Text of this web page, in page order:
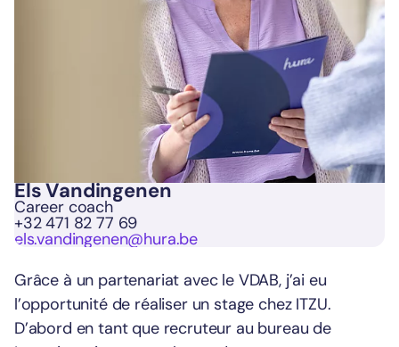
Els Vandingenen
Career coach
+32 471 82 77 69
els.vandingenen@hura.be
Grâce à un partenariat avec le VDAB, j’ai eu
l’opportunité de réaliser un stage chez ITZU.
D’abord en tant que recruteur au bureau de